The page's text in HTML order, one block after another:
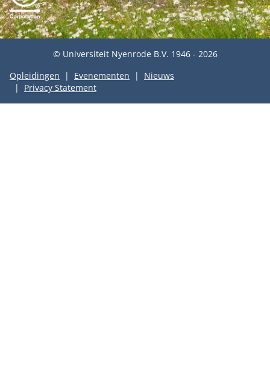
© Universiteit Nyenrode B.V. 1946 - 2026
Opleidingen
Evenementen
Nieuws
Privacy Statement